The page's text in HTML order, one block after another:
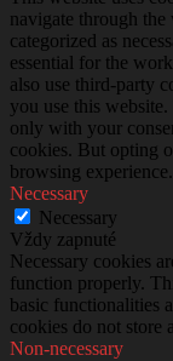
navigate through the
categorized as
essential for the
also use third-party
you use this
only with your
cookies. But opting
browsing experience.
Necessary
Necessary
Vždy zapnuté
Necessary cookies
function properly.
basic functionalities
cookies do not store
Non-necessary